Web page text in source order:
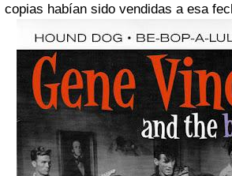
copias habían sido vendidas a esa